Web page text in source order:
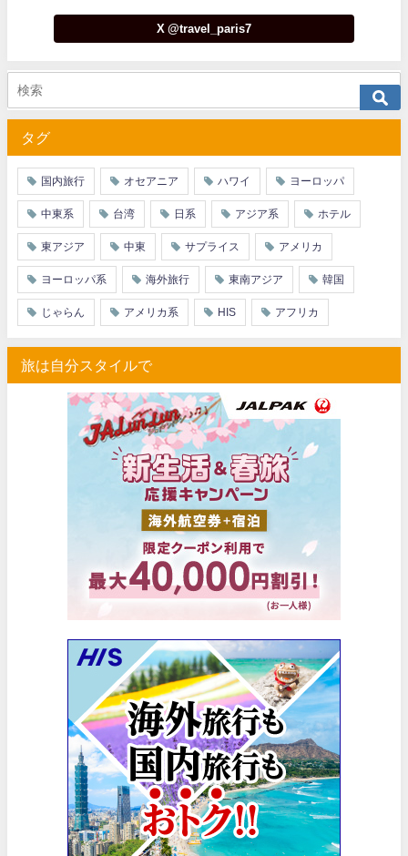
Trip.com) ベトナム 最大50%OFFセール
03/12
03/06 HIS) 海外ツアー 最大60,000円OFFクーポン
03/06 HIS) 夏先ドリキャンペーン
Trip.com) 3.3メガセール
Trip.com) 航空券+ホテル 最大5,000円OFFクーポン
Trip.com) ホテル 最大3,000円OFFクーポン
02/18 JTB) 海外ツアー 最大60,000円OFFクーポン
Trip.com) 海外ホテル2%OFFクーポン TRIP1
Trip.com) 海外航空券1%OFFクーポン TRIP2
HIS) 海外航空券 2,000円OFFクーポン
NEWT) 海外ツアー 最大10%OFFクーポン
Trip.com) 航空券 最大3,000円OFFクーポン
Trip.com) 海外航空券 最大2,500円OFFクーポン
サプライス) 海外航空券 3,000円OFFクーポン
HIS) 旅のセレクション
サプライス) 海外航空券 3,000円OFFクーポン
HIS) 海外航空券 2,000円OFFクーポン
HIS) 夏旅キャンペーン(関西発)
X @travel_paris7
タグ
国内旅行 オセアニア ハワイ ヨーロッパ
中東系 台湾 日系 アジア系 ホテル
東アジア 中東 サプライス アメリカ
ヨーロッパ系 海外旅行 東南アジア 韓国
じゃらん アメリカ系 HIS アフリカ
旅は自分スタイルで